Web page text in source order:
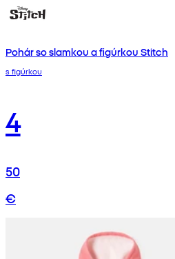
Pohár so slamkou a figúrkou Stitch
s figúrkou
4
50
€